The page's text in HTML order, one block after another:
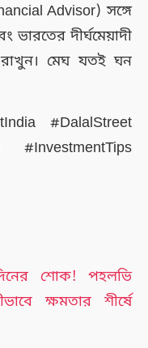
Advisor) সঙ্গে
দীর্ঘমেয়াদী
রাখুন। মেঘ যতই ঘন
#DalalStreet
#InvestmentTips
শোক! পহলভি
ক্ষমতার শীর্ষে